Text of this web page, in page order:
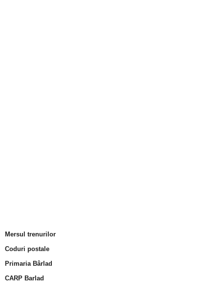
Mersul trenurilor
Coduri postale
Primaria Bârlad
CARP Barlad